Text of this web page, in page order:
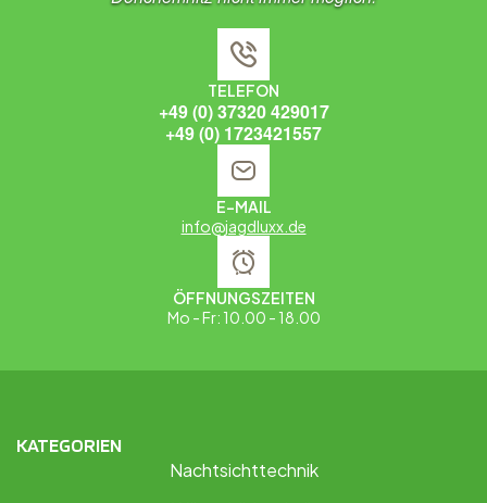
TELEFON
+49 (0) 37320 429017
+49 (0) 1723421557
E-MAIL
info@jagdluxx.de
ÖFFNUNGSZEITEN
Mo - Fr: 10.00 - 18.00
KATEGORIEN
Nachtsichttechnik